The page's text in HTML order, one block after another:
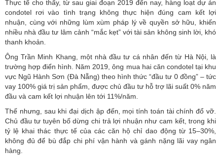
Thực tế cho thấy, từ sau giai đoạn 2019 đến nay, hàng loạt dự án
condotel rơi vào tình trạng không thực hiện đúng cam kết lợi
nhuận, cùng với những lùm xùm pháp lý về quyền sở hữu, khiến
nhiều nhà đầu tư lâm cảnh “mắc kẹt” với tài sản không sinh lời, khó
thanh khoản.
Ông Trần Minh Khang, một nhà đầu tư cá nhân đến từ Hà Nội, là
trường hợp điển hình. Năm 2019, ông mua hai căn condotel tại khu
vực Ngũ Hành Sơn (Đà Nẵng) theo hình thức “đầu tư 0 đồng” – tức
vay 100% giá trị sản phẩm, được chủ đầu tư hỗ trợ lãi suất 0% năm
đầu và cam kết lợi nhuận lên tới 11%/năm.
Thế nhưng, sau khi đại dịch ập đến, mọi tính toán tài chính đổ vỡ.
Chủ đầu tư tuyên bố dừng chi trả lợi nhuận như cam kết, trong khi
tỷ lệ khai thác thực tế của các căn hộ chỉ dao động từ 15–30%,
không đủ để bù đắp chi phí vận hành và gánh nặng lãi vay ngân
hàng.